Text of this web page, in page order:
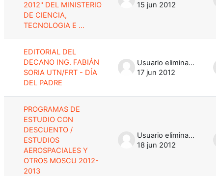
2012" DEL MINISTERIO
DE CIENCIA,
TECNOLOGIA E ...
15 jun 2012
EDITORIAL DEL
DECANO ING. FABIÁN
SORIA UTN/FRT - DÍA
DEL PADRE
Usuario eliminado
17 jun 2012
PROGRAMAS DE
ESTUDIO CON
DESCUENTO /
ESTUDIOS
AEROSPACIALES Y
OTROS MOSCU 2012-
2013
Usuario eliminado
18 jun 2012